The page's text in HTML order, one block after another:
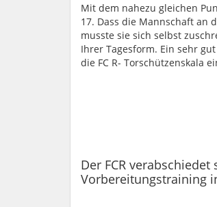
Mit dem nahezu gleichen
17. Dass die Mannschaft an
musste sie sich selbst
Ihrer Tagesform. Ein sehr
die FC R- Torschützenskala
Der FCR
Vorbereitungstraining